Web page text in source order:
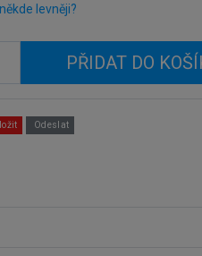
levněji?
PŘIDAT DO
Odeslat